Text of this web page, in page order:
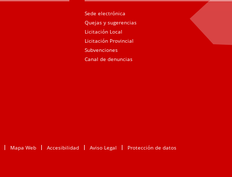
Sede electrónica
Quejas y sugerencias
Licitación Local
Licitación Provincial
Subvenciones
Canal de denuncias
Mapa Web Accesibilidad Aviso Legal Protección de datos